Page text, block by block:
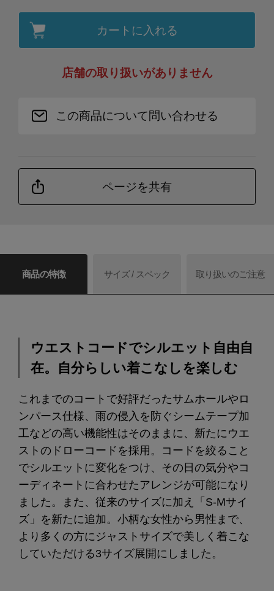
カートに入れる
店舗の取り扱いがありません
この商品について問い合わせる
ページを共有
商品の特徴 サイズ / スペック 取り扱いのご注意
ウエストコードでシルエット自由自
在。自分らしい着こなしを楽しむ
これまでのコートで好評だったサムホールやロ
ンパース仕様、雨の侵入を防ぐシームテープ加
工などの高い機能性はそのままに、新たにウエ
ストのドローコードを採用。コードを絞ること
でシルエットに変化をつけ、その日の気分やコ
ーディネートに合わせたアレンジが可能になり
ました。また、従来のサイズに加え「S-Mサイ
ズ」を新たに追加。小柄な女性から男性まで、
より多くの方にジャストサイズで美しく着こな
していただける3サイズ展開にしました。